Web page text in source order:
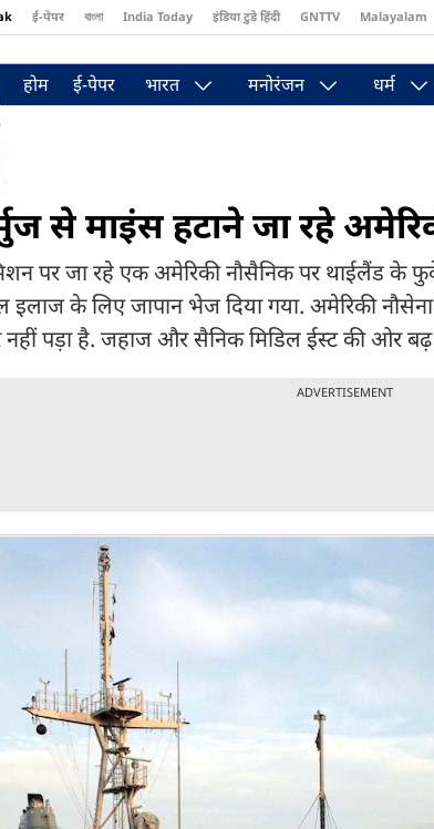
ई-पेपर বাংলা India Today इंडिया टुडे हिंदी GNTTV Malayalam
होम ई-पेपर भारत मनोरंजन धर्म
से माइंस हटाने जा रहे
पर जा रहे एक अमेरिकी नौसैनिक पर थाईलैंड के
के लिए जापान भेज दिया गया. अमेरिकी
पड़ा है. जहाज और सैनिक मिडिल ईस्ट की ओर बढ़
ADVERTISEMENT